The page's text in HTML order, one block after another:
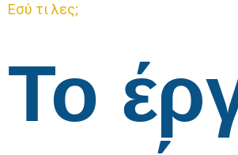
Εσύ τι λες;
Το